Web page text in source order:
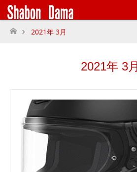
Instagram
ホーム
2021年 3月
2021年 3月